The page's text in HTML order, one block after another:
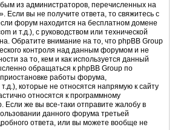
из администраторов, перечисленных на
Если вы не получите ответа, то свяжитесь с
форум находится на бесплатном домене
и т.д.), с руководством или технической
Обратите внимание на то, что phpBB Group
контроля над данным форумом и не
за то, кем и как используется данный
обращаться к phpBB Group по
работы форума,
т.д.), которые не относятся напрямую к сайту
относятся к программному
Если же вы все-таки отправите жалобу в
данного форума третьей
ответа, или вы можете вообще не